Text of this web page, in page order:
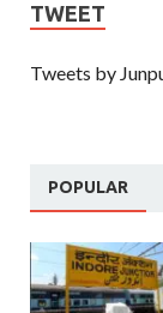
TWEET
Tweets by
POPULAR